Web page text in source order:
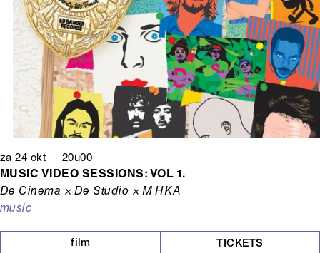
za 24 okt 20u00
MUSIC VIDEO SESSIONS: VOL 1.
De Cinema × De Studio × M HKA
music
film TICKETS